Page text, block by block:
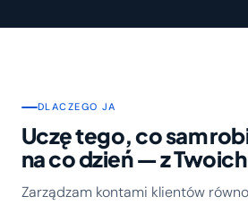
DLACZEGO JA
Uczę tego, co sam
na co dzień — z
Zarządzam kontami klientów